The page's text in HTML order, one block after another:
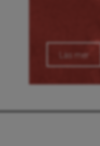
Läs mer